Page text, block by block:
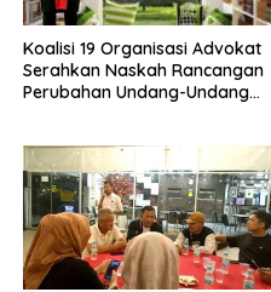
Koalisi 19 Organisasi Advokat
Serahkan Naskah Rancangan
Perubahan Undang-Undang